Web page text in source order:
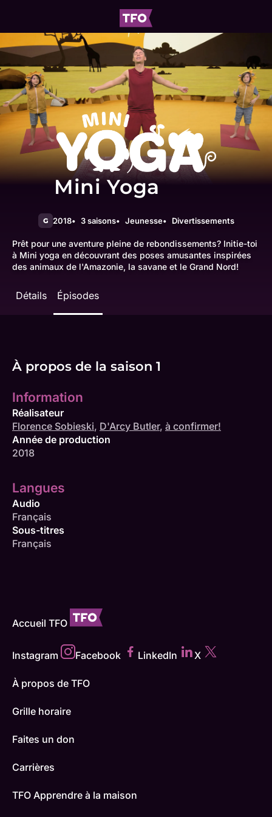
Mini Yoga
G 2018 3 saisons Jeunesse Divertissements
Prêt pour une aventure pleine de rebondissements? Initie-toi
à Mini yoga en découvrant des poses amusantes inspirées
des animaux de l'Amazonie, la savane et le Grand Nord!
Détails Épisodes
À propos de la saison 1
Information
Réalisateur
Florence Sobieski, D'Arcy Butler, à confirmer!
Année de production
2018
Langues
Audio
Français
Sous-titres
Français
Accueil TFO
Instagram Facebook LinkedIn X
À propos de TFO
Grille horaire
Faites un don
Carrières
TFO Apprendre à la maison